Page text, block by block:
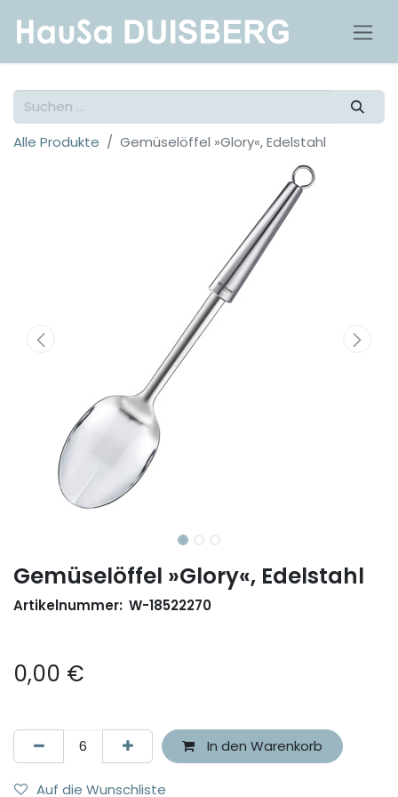
Alle Produkte Gemüselöffel »Glory«, Edelstahl
Gemüselöffel »Glory«, Edelstahl
Artikelnummer: W-18522270
0,00 €
In den Warenkorb
Auf die Wunschliste